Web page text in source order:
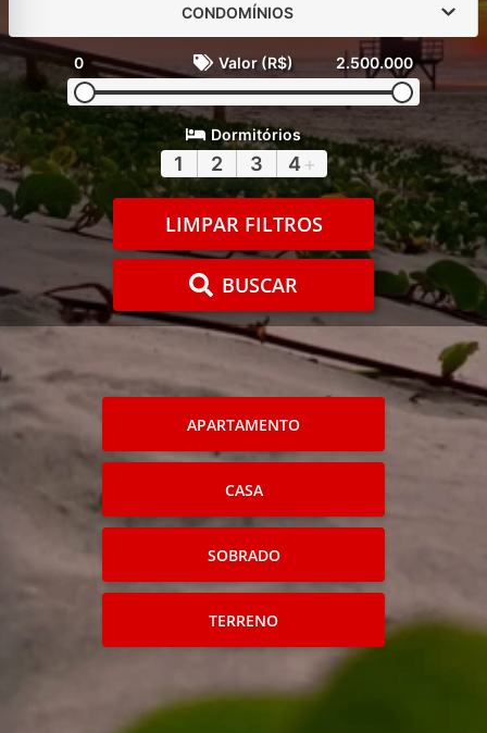
CONDOMÍNIOS
0 Valor (R$) 2.500.000
Dormitórios
1 2 3 4 +
LIMPAR FILTROS
BUSCAR
APARTAMENTO
CASA
SOBRADO
TERRENO